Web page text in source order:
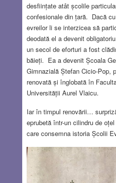
desființate atât școlile
confesionale din țară. Dacă
evreilor li se interzicea să
deodată el a devenit
un secol de eforturi a fost
băieți. Ea a devenit Școala
Gimnazială Ștefan Cicio-Pop,
renovată și înglobată în
Universității Aurel Vlaicu.
Iar în timpul renovării…
eprubetă într-un cilindru de
care consemna istoria Școlii